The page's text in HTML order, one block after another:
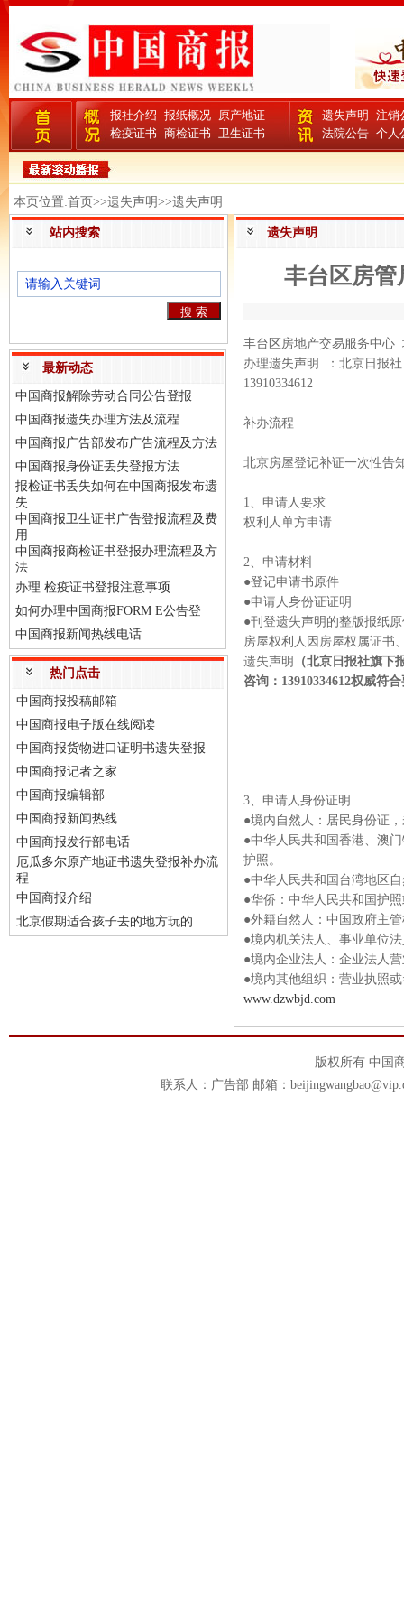
报社介绍 报纸概况 原产地证
检疫证书 商检证书 卫生证书
遗失声明
注销
法院公告 个人
本页位置:首页>>遗失声明>>遗失声明
站内搜索
最新动态
中国商报解除劳动合同公告登报
中国商报遗失办理方法及流程
中国商报广告部发布广告流程及方法
中国商报身份证丢失登报方法
报检证书丢失如何在中国商报发布遗
失
中国商报卫生证书广告登报流程及费
用
中国商报商检证书登报办理流程及方
法
办理 检疫证书登报注意事项
如何办理中国商报FORM E公告登
中国商报新闻热线电话
热门点击
中国商报投稿邮箱
中国商报电子版在线阅读
中国商报货物进口证明书遗失登报
中国商报记者之家
中国商报编辑部
中国商报新闻热线
中国商报发行部电话
厄瓜多尔原产地证书遗失登报补办流
程
中国商报介绍
北京假期适合孩子去的地方玩的
遗失声明
丰台区房管
丰台区房地产交易服务中心
办理遗失声明 ：北京日报
13910334612
补办流程
北京房屋登记补证一次性告
1、申请人要求
权利人单方申请
2、申请材料
●登记申请书原件
●申请人身份证证明
●刊登遗失声明的整版报纸原
房屋权利人因房屋权属证书
遗失声明 （北京日报社旗下
咨询：13910334612权威符
3、申请人身份证明
●境内自然人：居民身份证
●中华人民共和国香港、澳
护照。
●中华人民共和国台湾地区
●华侨：中华人民共和国护
●外籍自然人：中国政府主
●境内机关法人、事业单位
●境内企业法人：企业法人
●境内其他组织：营业执照
www.dzwbjd.com
版权所有 中国
联系人：广告部 邮箱：